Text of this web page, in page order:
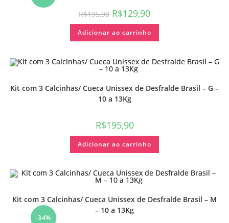
R$195,90 R$129,90
Adicionar ao carrinho
Kit com 3 Calcinhas/ Cueca Unissex de Desfralde Brasil – G –
10 a 13Kg
R$195,90
Adicionar ao carrinho
-34%
Kit com 3 Calcinhas/ Cueca Unissex de Desfralde Brasil – M
– 10 a 13Kg